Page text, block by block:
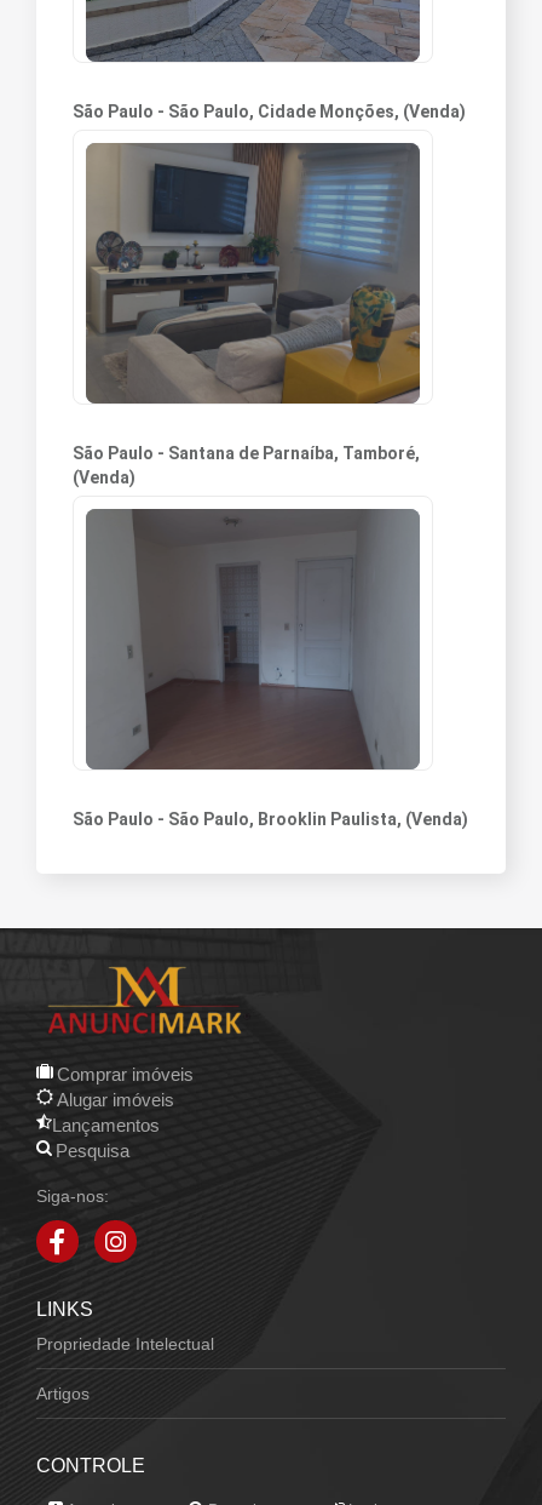
São Paulo - São Paulo, Cidade Monções, (Venda)
São Paulo - Santana de Parnaíba, Tamboré,
(Venda)
São Paulo - São Paulo, Brooklin Paulista, (Venda)
Comprar imóveis
Alugar imóveis
Lançamentos
Pesquisa
Siga-nos:
LINKS
Propriedade Intelectual
Artigos
CONTROLE